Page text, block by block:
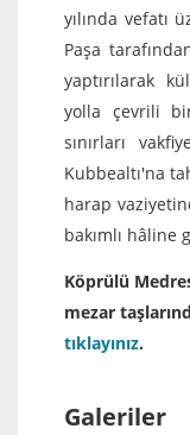
yılında vefatı
Paşa
yaptırılarak
yolla çevrili
sınırları
Kubbealtı'na
harap
bakımlı hâline
Köprülü
mezar
tıklayınız.
Galeriler